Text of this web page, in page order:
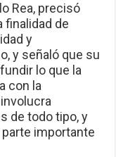
Rea, precisó
finalidad de
y
y señaló que su
lo que la
con la
de todo tipo, y
importante